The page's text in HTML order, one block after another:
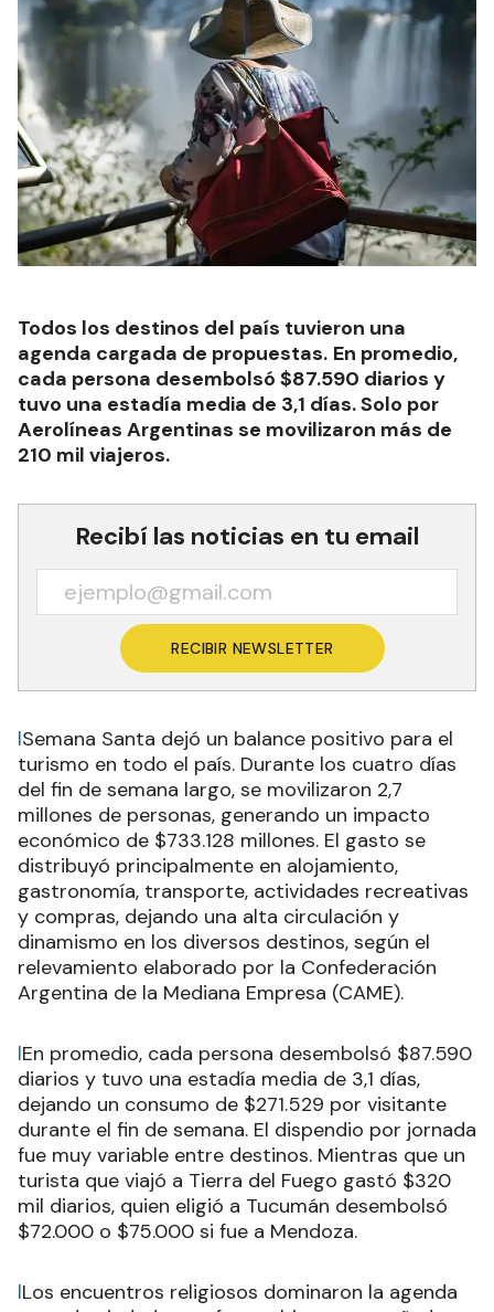
Todos los destinos del país tuvieron una
agenda cargada de propuestas. En promedio,
cada persona desembolsó $87.590 diarios y
tuvo una estadía media de 3,1 días. Solo por
Aerolíneas Argentinas se movilizaron más de
210 mil viajeros.
Recibí las noticias en tu email
RECIBIR NEWSLETTER
lSemana Santa dejó un balance positivo para el
turismo en todo el país. Durante los cuatro días
del fin de semana largo, se movilizaron 2,7
millones de personas, generando un impacto
económico de $733.128 millones. El gasto se
distribuyó principalmente en alojamiento,
gastronomía, transporte, actividades recreativas
y compras, dejando una alta circulación y
dinamismo en los diversos destinos, según el
relevamiento elaborado por la Confederación
Argentina de la Mediana Empresa (CAME).
lEn promedio, cada persona desembolsó $87.590
diarios y tuvo una estadía media de 3,1 días,
dejando un consumo de $271.529 por visitante
durante el fin de semana. El dispendio por jornada
fue muy variable entre destinos. Mientras que un
turista que viajó a Tierra del Fuego gastó $320
mil diarios, quien eligió a Tucumán desembolsó
$72.000 o $75.000 si fue a Mendoza.
lLos encuentros religiosos dominaron la agenda